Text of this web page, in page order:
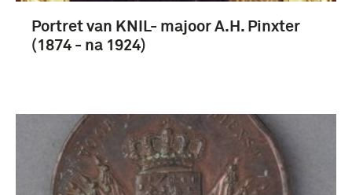
Portret van KNIL- majoor A.H. Pinxter
(1874 - na 1924)